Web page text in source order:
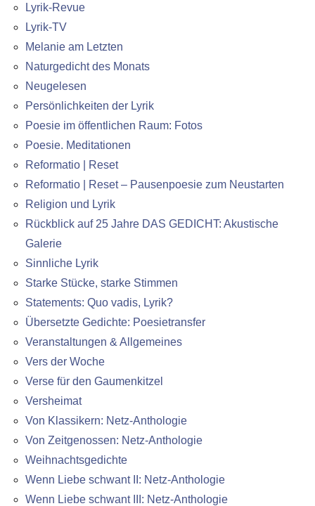
Lyrik-Revue
Lyrik-TV
Melanie am Letzten
Naturgedicht des Monats
Neugelesen
Persönlichkeiten der Lyrik
Poesie im öffentlichen Raum: Fotos
Poesie. Meditationen
Reformatio | Reset
Reformatio | Reset – Pausenpoesie zum Neustarten
Religion und Lyrik
Rückblick auf 25 Jahre DAS GEDICHT: Akustische
Galerie
Sinnliche Lyrik
Starke Stücke, starke Stimmen
Statements: Quo vadis, Lyrik?
Übersetzte Gedichte: Poesietransfer
Veranstaltungen & Allgemeines
Vers der Woche
Verse für den Gaumenkitzel
Versheimat
Von Klassikern: Netz-Anthologie
Von Zeitgenossen: Netz-Anthologie
Weihnachtsgedichte
Wenn Liebe schwant II: Netz-Anthologie
Wenn Liebe schwant III: Netz-Anthologie